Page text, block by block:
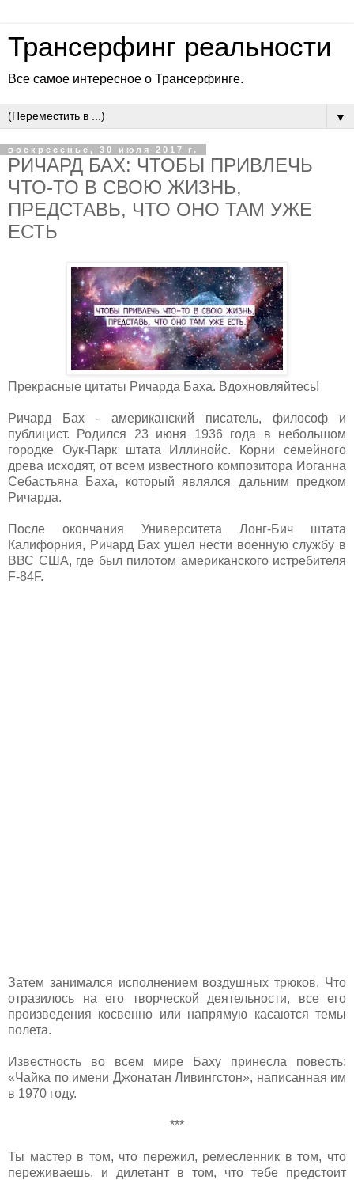
Трансерфинг реальности
Все самое интересное о Трансерфинге.
▼
воскресенье, 30 июля 2017 г.
РИЧАРД БАХ: ЧТОБЫ ПРИВЛЕЧЬ
ЧТО-ТО В СВОЮ ЖИЗНЬ,
ПРЕДСТАВЬ, ЧТО ОНО ТАМ УЖЕ
ЕСТЬ
Прекрасные цитаты Ричарда Баха. Вдохновляйтесь!
Ричард Бах - американский писатель, философ и
публицист. Родился 23 июня 1936 года в небольшом
городке Оук-Парк штата Иллинойс. Корни семейного
древа исходят, от всем известного композитора Иоганна
Себастьяна Баха, который являлся дальним предком
Ричарда.
После окончания Университета Лонг-Бич штата
Калифорния, Ричард Бах ушел нести военную службу в
ВВС США, где был пилотом американского истребителя
F-84F.
Затем занимался исполнением воздушных трюков. Что
отразилось на его творческой деятельности, все его
произведения косвенно или напрямую касаются темы
полета.
Известность во всем мире Баху принесла повесть:
«Чайка по имени Джонатан Ливингстон», написанная им
в 1970 году.
***
Ты мастер в том, что пережил, ремесленник в том, что
переживаешь, и дилетант в том, что тебе предстоит